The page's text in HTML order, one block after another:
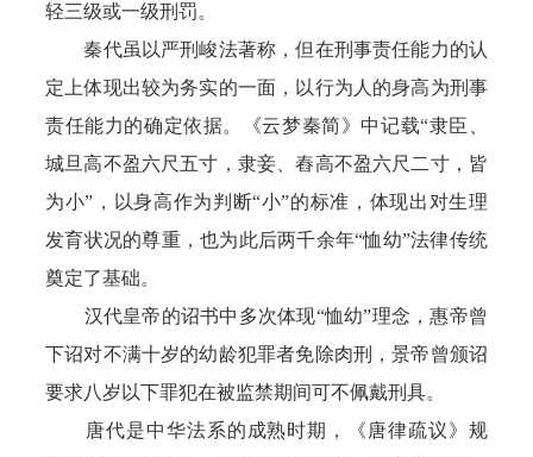
轻三级或一级刑罚。
秦代虽以严刑峻法著称，但在刑事责任能力的认
定上体现出较为务实的一面，以行为人的身高为刑事
责任能力的确定依据。《云梦秦简》中记载“隶臣、
城旦高不盈六尺五寸，隶妾、舂高不盈六尺二寸，皆
为小”，以身高作为判断“小”的标准，体现出对生理
发育状况的尊重，也为此后两千余年“恤幼”法律传统
奠定了基础。
汉代皇帝的诏书中多次体现“恤幼”理念，惠帝曾
下诏对不满十岁的幼龄犯罪者免除肉刑，景帝曾颁诏
要求八岁以下罪犯在被监禁期间可不佩戴刑具。
唐代是中华法系的成熟时期，《唐律疏议》规